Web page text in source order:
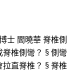
士 閻曉華 脊椎側
椎側彎？ § 側彎
直脊椎？ § 脊椎